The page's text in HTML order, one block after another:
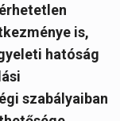
is,
hatóság
szabályaiban